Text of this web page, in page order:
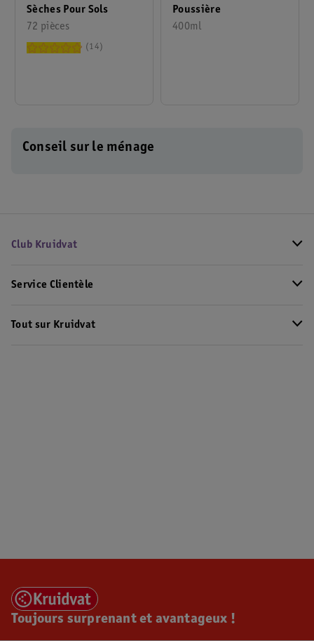
Sèches Pour Sols
72 pièces
14
Poussière
400ml
Conseil sur le ménage
Club Kruidvat
Service Clientèle
Tout sur Kruidvat
Toujours surprenant et avantageux !